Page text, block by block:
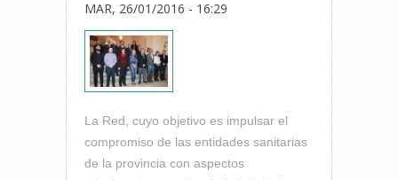
MAR, 26/01/2016 - 16:29
La Red, cuyo objetivo es impulsar el
compromiso de las entidades sanitarias
de la provincia con aspectos